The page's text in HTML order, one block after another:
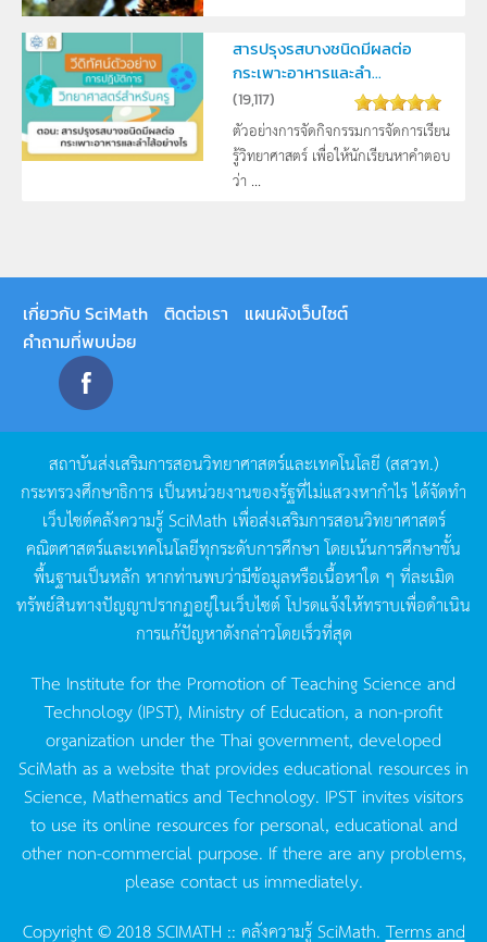
สารปรุงรสบางชนิดมีผลต่อ
กระเพาะอาหารและลำ...
(19,117)
ตัวอย่างการจัดกิจกรรมการจัดการเรียน
รู้วิทยาศาสตร์ เพื่อให้นักเรียนหาคำตอบ
ว่า ...
เกี่ยวกับ SciMath ติดต่อเรา
แผนผังเว็บไซต์
คำถามที่พบบ่อย
สถาบันส่งเสริมการสอนวิทยาศาสตร์และเทคโนโลยี (สสวท.)
กระทรวงศึกษาธิการ เป็นหน่วยงานของรัฐที่ไม่แสวงหากำไรได้จัดทำ
เว็บไซต์คลังความรู้SciMath เพื่อส่งเสริมการสอนวิทยาศาสตร์
คณิตศาสตร์และเทคโนโลยีทุกระดับการศึกษา โดยเน้นการศึกษาขั้น
พื้นฐานเป็นหลัก หากท่านพบว่ามีข้อมูลหรือเนื้อหาใด ๆ ที่ละเมิด
ทรัพย์สินทางปัญญาปรากฏอยู่ในเว็บไซต์โปรดแจ้งให้ทราบเพื่อดำเนิน
การแก้ปัญหาดังกล่าวโดยเร็วที่สุด
The Institute for the Promotion of Teaching Science and
Technology (IPST), Ministry of Education, a non-profit
organization under the Thai government, developed
SciMath as a website that provides educational resources in
Science, Mathematics and Technology. IPST invites visitors
to use its online resources for personal, educational and
other non-commercial purpose. If there are any problems,
please contact us immediately.
Copyright © 2018 SCIMATH :: คลังความรู้ SciMath.Terms and